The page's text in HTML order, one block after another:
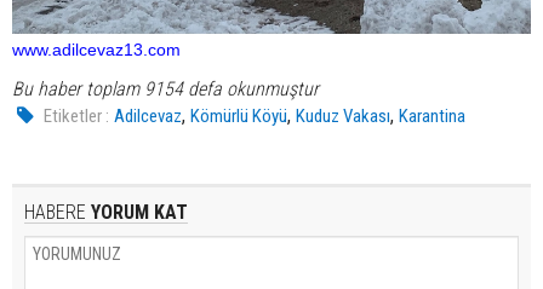
www.adilcevaz13.com
Bu haber toplam 9154 defa okunmuştur
Etiketler : Adilcevaz,Kömürlü Köyü,Kuduz Vakası,Karantina
HABERE YORUM KAT